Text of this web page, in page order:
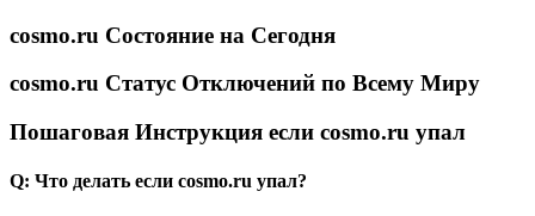
cosmo.ru Состояние на Сегодня
cosmo.ru Статус Отключений по Всему Миру
Пошаговая Инструкция если cosmo.ru упал
Q: Что делать если cosmo.ru упал?